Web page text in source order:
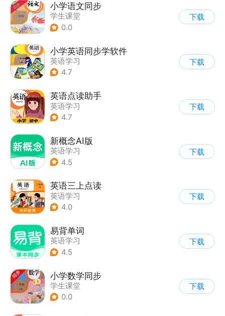
小学语文同步
学生课堂
0.0
下载
小学英语同步学软件
英语学习
4.7
下载
英语点读助手
英语学习
4.7
下载
新概念AI版
英语学习
4.5
下载
英语三上点读
英语学习
4.0
下载
易背单词
英语学习
4.5
下载
小学数学同步
学生课堂
0.0
下载